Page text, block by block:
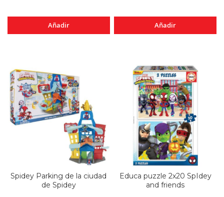
Añadir Añadir
Spidey Parking de la ciudad
de Spidey
Educa puzzle 2x20 SpIdey
and friends